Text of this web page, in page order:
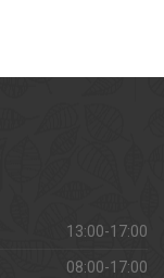
13:00-17:00
08:00-17:00